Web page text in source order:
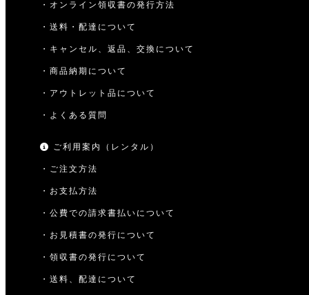
・オンライン領収書の発行方法
・送料・配達について
・キャンセル、返品、交換について
・商品納期について
・アウトレット品について
・よくある質問
ご利用案内（レンタル）
・ご注文方法
・お支払方法
・公費での請求書払いについて
・お見積書の発行について
・領収書の発行について
・送料、配達について